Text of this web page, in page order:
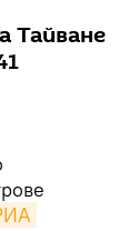
Тайване